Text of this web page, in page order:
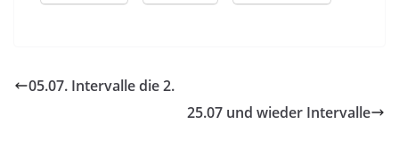
05.07. Intervalle die 2.
25.07 und wieder Intervalle